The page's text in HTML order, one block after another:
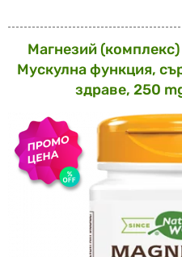
Магнезий
Мускулна функция,
здраве, 250